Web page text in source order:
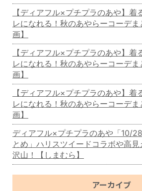
【ディアフル×プチプラのあや】着
レになれる！秋のあやらーコーデ
画】
【ディアフル×プチプラのあや】着
レになれる！秋のあやらーコーデ
画】
【ディアフル×プチプラのあや】着
レになれる！秋のあやらーコーデ
画】
ディアフル×プチプラのあや「10/
とめ」ハリスツイードコラボや高見
沢山！【しまむら】
アーカイブ